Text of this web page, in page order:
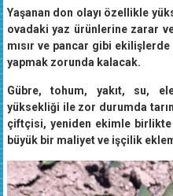
Yaşanan don olayı özellikle
ovadaki yaz ürünlerine zarar
mısır ve pancar gibi
yapmak zorunda kalacak.
Gübre, tohum, yakıt, su,
yüksekliği ile zor durumda
çiftçisi, yeniden ekimle
büyük bir maliyet ve işçilik